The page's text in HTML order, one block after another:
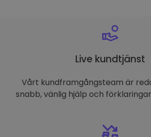
Live kundtjänst
Vårt kundframgångsteam är
snabb, vänlig hjälp och